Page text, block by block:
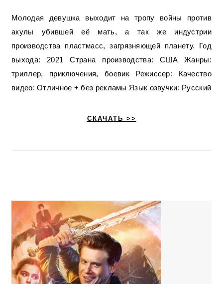
Молодая девушка выходит на тропу войны против
акулы убившей её мать, а так же индустрии
производства пластмасс, загрязняющей планету. Год
выхода: 2021 Страна производства: США Жанры:
триллер, приключения, боевик Режиссер: Качество
видео: Отличное + без рекламы Язык озвучки: Русский
СКАЧАТЬ >>